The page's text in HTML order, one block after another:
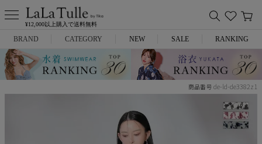
¥12,000以上購入で送料無料
BRAND
Anella
CATEGORY
ミニドレス
NEW SALE RANKING
商品番号 de-ld-de3382z1